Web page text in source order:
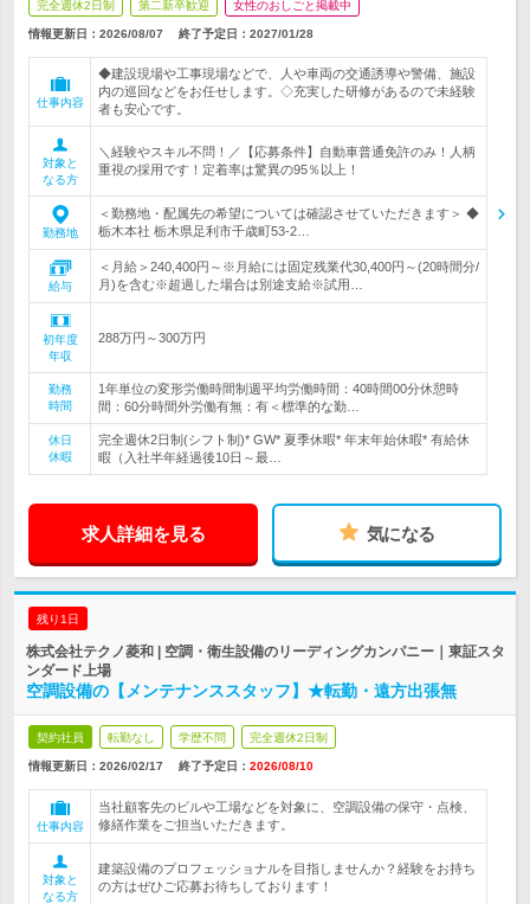
完全週休2日制 第二新卒歓迎 女性のおしごと掲載中
情報更新日：2026/08/07 終了予定日： 2027/01/28
仕事内容
◆建設現場や工事現場などで、人や車両の交通誘導や警備、施設
内の巡回などをお任せします。◇充実した研修があるので未経験
者も安心です。
対象と
なる方
＼経験やスキル不問！／【応募条件】自動車普通免許のみ！人柄
重視の採用です！定着率は驚異の95％以上！
勤務地
＜勤務地・配属先の希望については確認させていただきます＞ ◆
栃木本社 栃木県足利市千歳町53-2…
給与
＜月給＞240,400円～※月給には固定残業代30,400円～(20時間分/
月)を含む※超過した場合は別途支給※試用…
初年度
年収
288万円～300万円
勤務
時間
1年単位の変形労働時間制週平均労働時間：40時間00分休憩時
間：60分時間外労働有無：有＜標準的な勤…
休日
休暇
完全週休2日制(シフト制)* GW* 夏季休暇* 年末年始休暇* 有給休
暇（入社半年経過後10日～最…
求人詳細を見る 気になる
残り1日
株式会社テクノ菱和 | 空調・衛生設備のリーディングカンパニー｜東証スタ
ンダード上場
空調設備の【メンテナンススタッフ】★転勤・遠方出張無
契約社員 転勤なし 学歴不問 完全週休2日制
情報更新日：2026/02/17 終了予定日： 2026/08/10
仕事内容
当社顧客先のビルや工場などを対象に、空調設備の保守・点検、
修繕作業をご担当いただきます。
対象と
なる方
建築設備のプロフェッショナルを目指しませんか？経験をお持ち
の方はぜひご応募お待ちしております！